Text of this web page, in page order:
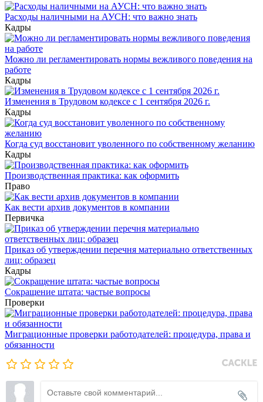
Расходы наличными на АУСН: что важно знать
Кадры
Можно ли регламентировать нормы вежливого поведения на
работе
Кадры
Изменения в Трудовом кодексе с 1 сентября 2026 г.
Кадры
Когда суд восстановит уволенного по собственному желанию
Кадры
Производственная практика: как оформить
Право
Как вести архив документов в компании
Первичка
Приказ об утверждении перечня материально ответственных
лиц: образец
Кадры
Сокращение штата: частые вопросы
Проверки
Миграционные проверки работодателей: процедура, права и
обязанности